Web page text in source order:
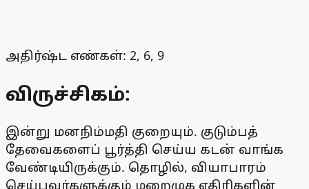
அதிர்ஷ்ட எண்கள்: 2, 6, 9
விருச்சிகம்:
இன்று மனநிம்மதி குறையும். குடும்பத்
தேவைகளைப் பூர்த்தி செய்ய கடன் வாங்க
வேண்டியிருக்கும். தொழில், வியாபாரம்
செய்பவர்களுக்கும் மறைமுக எதிரிகளின்